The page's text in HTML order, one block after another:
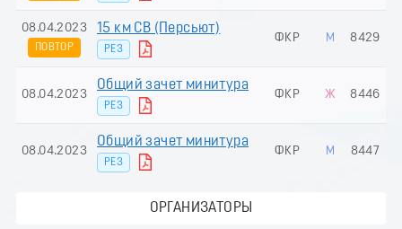
08.04.2023
ПОВТОР
15 км СВ (Пеpсьют)
РЕЗ
ФКР М 8429
08.04.2023
Общий зачет минитура
РЕЗ
ФКР Ж 8446
08.04.2023
Общий зачет минитура
РЕЗ
ФКР М 8447
ОРГАНИЗАТОРЫ